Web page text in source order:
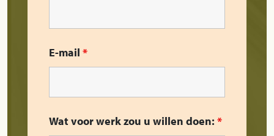
E-mail *
Wat voor werk zou u willen doen: *